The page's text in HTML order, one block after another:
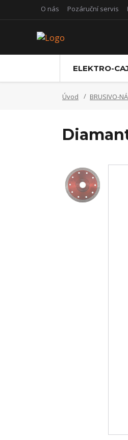
O nás Pozáruční servis
ELEKTRO-
Úvod BRUSIVO-